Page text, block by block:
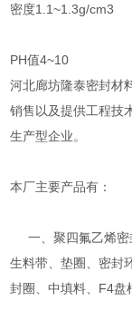
密度1.1~1.3g/cm3
PH值4~10
河北廊坊隆泰密封材
销售以及提供工程技
生产型企业。
本厂主要产品有：
一、聚四氟乙烯密
生料带、垫圈、密封
封圈、中填料、F4盘